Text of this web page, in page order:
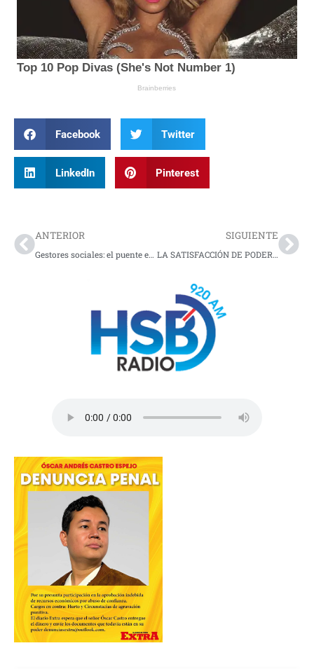
Facebook Twitter
LinkedIn Pinterest
ANTERIOR
Gestores sociales: el puente entre las comunidades y la energía
SIGUIENTE
LA SATISFACCIÓN DE PODER AYUDAR